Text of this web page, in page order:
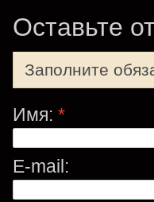
Оставьте
Заполните
Имя: *
E-mail: